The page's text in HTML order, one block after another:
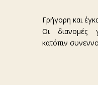
Γρήγορη και
Οι διανομές
κατόπιν